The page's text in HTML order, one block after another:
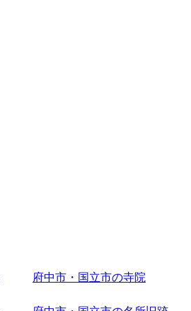
府中市・国立市の寺院